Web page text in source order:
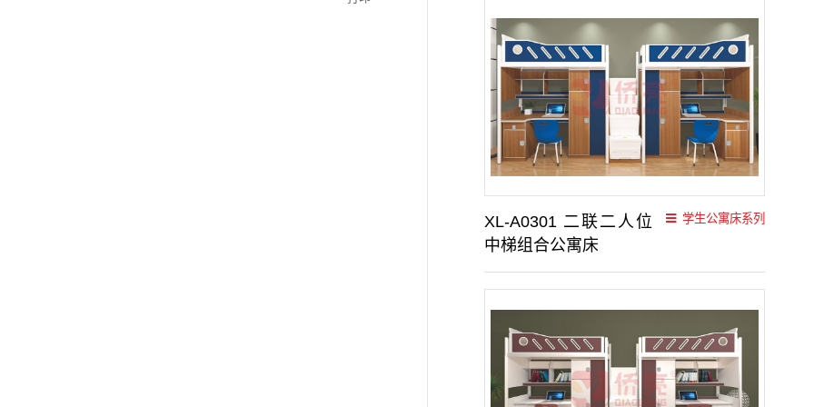
XL-A0301 二联二人位
中梯组合公寓床
学生公寓床系列